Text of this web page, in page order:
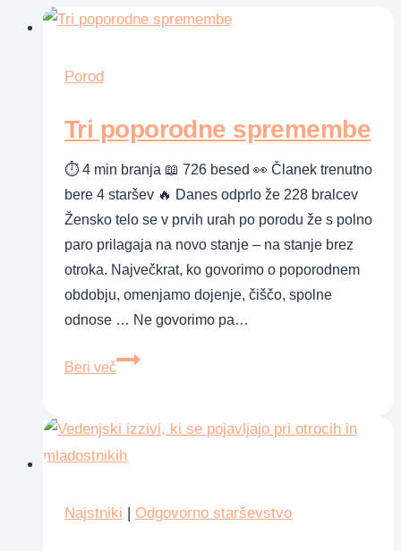
Porod
Tri poporodne spremembe
⏱ 4 min branja 📖 726 besed 👀 Članek trenutno
bere 4 staršev 🔥 Danes odprlo že 228 bralcev
Žensko telo se v prvih urah po porodu že s polno
paro prilagaja na novo stanje – na stanje brez
otroka. Največkrat, ko govorimo o poporodnem
obdobju, omenjamo dojenje, čiščo, spolne
odnose … Ne govorimo pa…
Beri več
Tri
Najstniki | Odgovorno starševstvo